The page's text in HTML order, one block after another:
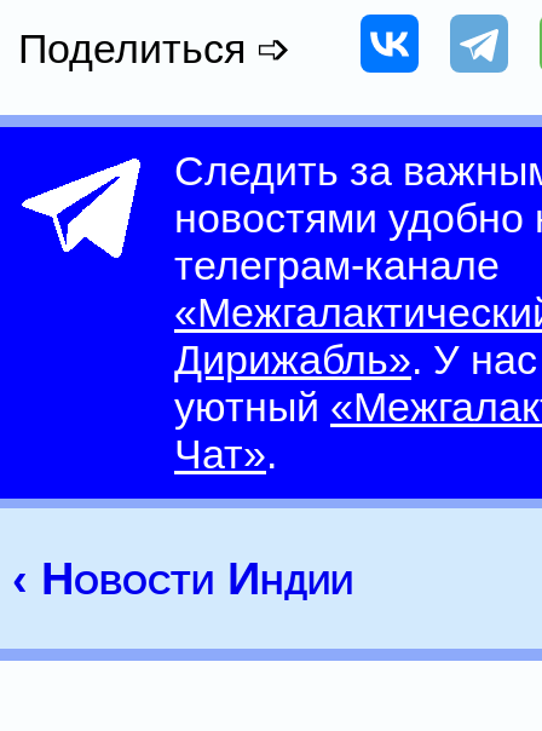
Поделиться ➩
Следить за
новостями
телеграм-канале
Дирижабль». У
уютный
Чат».
‹ Новости Индии